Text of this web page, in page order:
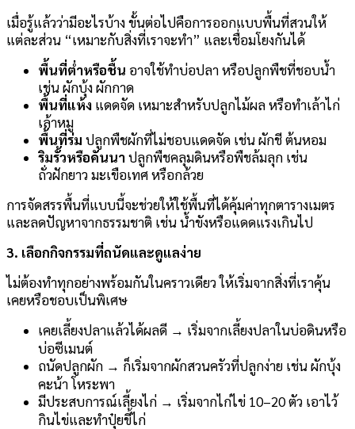
เมื่อรู้แล้วว่ามีอะไรบ้าง ขั้นต่อไปคือการออกแบบพื้นที่สวนให้
แต่ละส่วน “เหมาะกับสิ่งที่เราจะทำ” และเชื่อมโยงกันได้
พื้นที่ต่ำหรือชื้น อาจใช้ทำบ่อปลา หรือปลูกพืชที่ชอบน้ำ
เช่น ผักบุ้ง ผักกาด
พื้นที่แห้ง แดดจัด เหมาะสำหรับปลูกไม้ผล หรือทำเล้าไก่
เล้าหมู
พื้นที่ร่ม ปลูกพืชผักที่ไม่ชอบแดดจัด เช่น ผักชี ต้นหอม
ริมรั้วหรือคันนาปลูกพืชคลุมดินหรือพืชล้มลุก เช่น
ถั่วฝักยาว มะเขือเทศ หรือกล้วย
การจัดสรรพื้นที่แบบนี้จะช่วยให้ใช้พื้นที่ได้คุ้มค่าทุกตารางเมตร
และลดปัญหาจากธรรมชาติ เช่น น้ำขังหรือแดดแรงเกินไป
3. เลือกกิจกรรมที่ถนัดและดูแลง่าย
ไม่ต้องทำทุกอย่างพร้อมกันในคราวเดียว ให้เริ่มจากสิ่งที่เราคุ้น
เคยหรือชอบเป็นพิเศษ
เคยเลี้ยงปลาแล้วได้ผลดี → เริ่มจากเลี้ยงปลาในบ่อดินหรือ
บ่อซีเมนต์
ถนัดปลูกผัก → ก็เริ่มจากผักสวนครัวที่ปลูกง่าย เช่น ผักบุ้ง
คะน้า โหระพา
มีประสบการณ์เลี้ยงไก่ → เริ่มจากไก่ไข่ 10–20 ตัว เอาไว้
กินไข่และทำปุ๋ยขี้ไก่